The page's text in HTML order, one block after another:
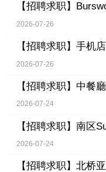
【招聘求职】
2026-07-26
【招聘求职】 手机
2026-07-26
【招聘求职】 中餐
2026-07-24
【招聘求职】 南区
2026-07-24
【招聘求职】 北桥